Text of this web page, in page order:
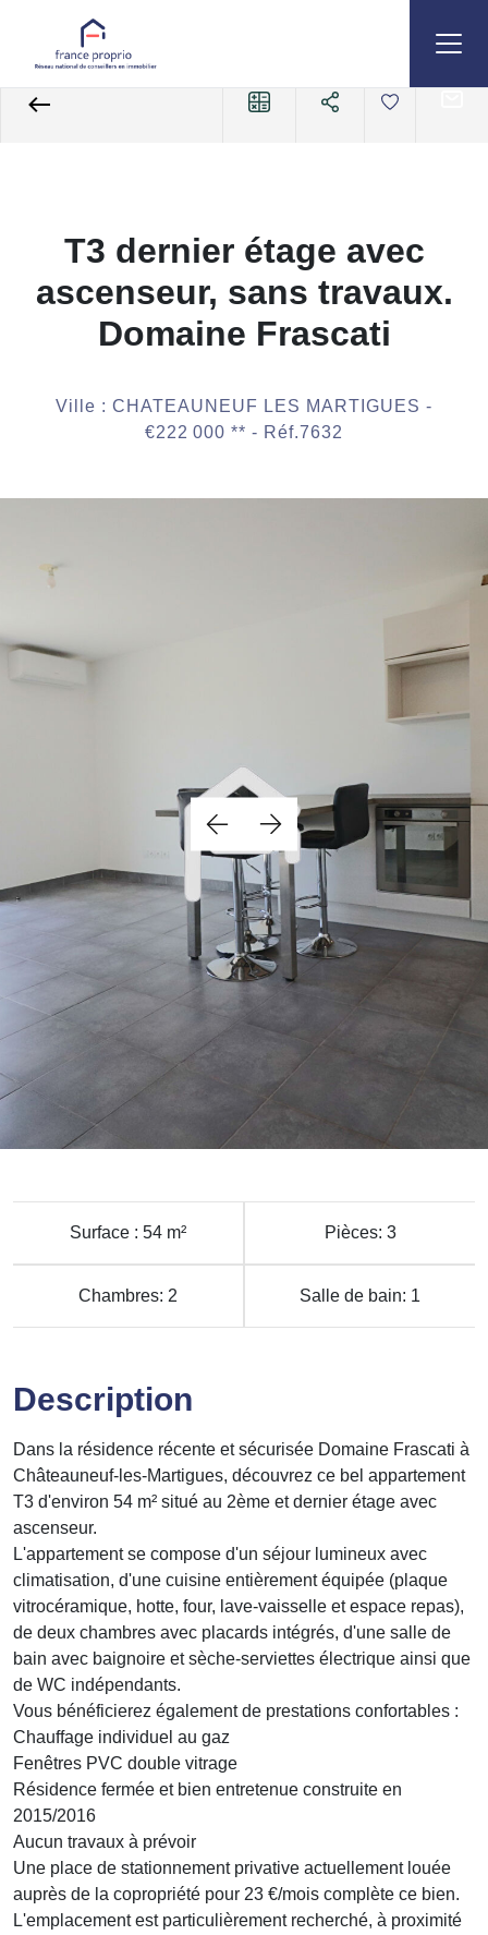
Appartements Référence 7632
T3 dernier étage avec
ascenseur, sans travaux.
Domaine Frascati
Ville : CHATEAUNEUF LES MARTIGUES -
€222 000 ** - Réf.7632
Surface : 54 m² Pièces: 3
Chambres: 2 Salle de bain: 1
Description
Dans la résidence récente et sécurisée Domaine Frascati à
Châteauneuf-les-Martigues, découvrez ce bel appartement
T3 d'environ 54 m² situé au 2ème et dernier étage avec
ascenseur.
L'appartement se compose d'un séjour lumineux avec
climatisation, d'une cuisine entièrement équipée (plaque
vitrocéramique, hotte, four, lave-vaisselle et espace repas),
de deux chambres avec placards intégrés, d'une salle de
bain avec baignoire et sèche-serviettes électrique ainsi que
de WC indépendants.
Vous bénéficierez également de prestations confortables :
Chauffage individuel au gaz
Fenêtres PVC double vitrage
Résidence fermée et bien entretenue construite en
2015/2016
Aucun travaux à prévoir
Une place de stationnement privative actuellement louée
auprès de la copropriété pour 23 €/mois complète ce bien.
L'emplacement est particulièrement recherché, à proximité